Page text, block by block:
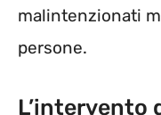
malintenzionati
persone.
L’intervento